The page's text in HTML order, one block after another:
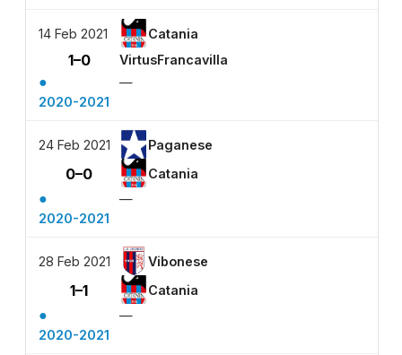
14 Feb 2021 Catania
1–0 VirtusFrancavilla
●
—
2020-2021
24 Feb 2021 Paganese
0–0 Catania
●
—
2020-2021
28 Feb 2021 Vibonese
1–1 Catania
●
—
2020-2021